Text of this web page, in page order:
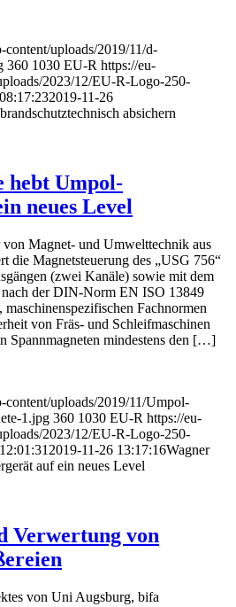
uploads/2019/11/d-
360 1030 EU-R https://eu-
2023/12/EU-R-Logo-250-
2019-11-26
absichern
hebt Umpol-
neues Level
Magnet- und Umwelttechnik aus
die Magnetsteuerung des „USG 756“
(zwei Kanäle) sowie mit dem
der DIN-Norm EN ISO 13849
Fachnormen
von Fräs- und Schleifmaschinen
Spannmagneten mindestens den […]
uploads/2019/11/Umpol-
1.jpg 360 1030 EU-R https://eu-
2023/12/EU-R-Logo-250-
2019-11-26 13:17:16Wagner
auf ein neues Level
Verwertung von
von Uni Augsburg, bifa